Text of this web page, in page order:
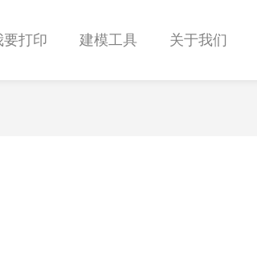
要打印 建模工具 关于我们